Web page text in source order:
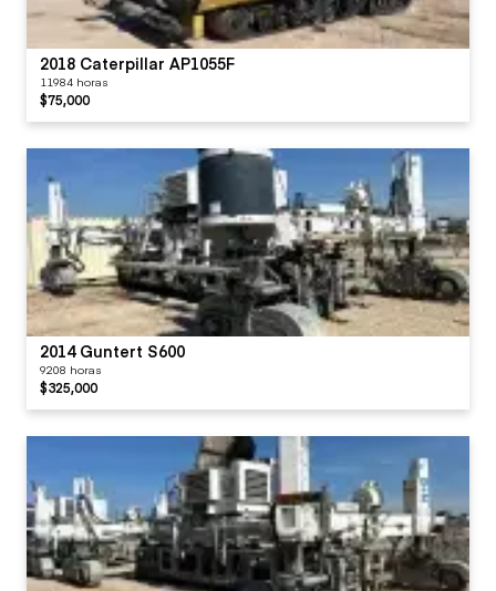
2018 Caterpillar AP1055F
11984 horas
$75,000
2014 Guntert S600
9208 horas
$325,000